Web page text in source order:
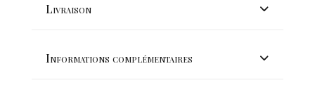
Livraison
Informations complémentaires